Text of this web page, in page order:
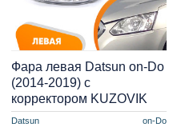
Datsun on-Do
Фара левая Datsun on-Do
(2014-2019) с
корректором KUZOVIK